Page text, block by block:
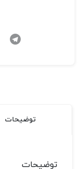
توضیحات
توضیحات